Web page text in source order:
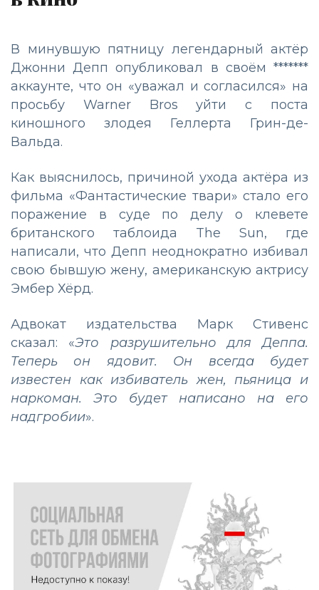
В минувшую пятницу легендарный актёр
Джонни Депп опубликовал в своём *******
аккаунте, что он «уважал и согласился» на
просьбу Warner Bros уйти с поста
киношного злодея Геллерта Грин-де-
Вальда.
Как выяснилось, причиной ухода актёра из
фильма «Фантастические твари» стало его
поражение в суде по делу о клевете
британского таблоида The Sun, где
написали, что Депп неоднократно избивал
свою бывшую жену, американскую актрису
Эмбер Хёрд.
Адвокат издательства Марк Стивенс
сказал: «Это разрушительно для Деппа.
Теперь он ядовит. Он всегда будет
известен как избиватель жен, пьяница и
наркоман. Это будет написано на его
надгробии».